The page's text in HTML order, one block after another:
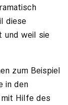
diese
und weil sie
zum Beispiel
in den
Hilfe des